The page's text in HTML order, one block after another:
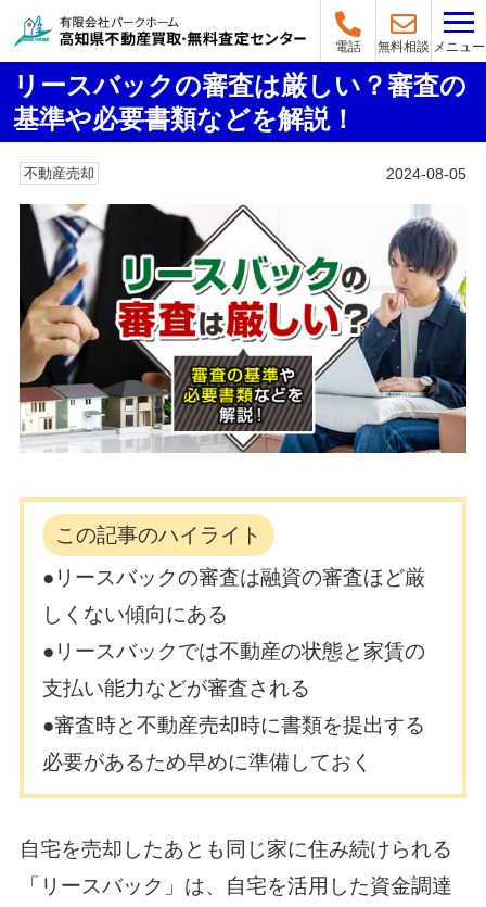
電話 無料相談 メニュー
リースバックの審査は厳しい？審査の
基準や必要書類などを解説！
不動産売却 2024-08-05
この記事のハイライト
●リースバックの審査は融資の審査ほど厳
しくない傾向にある
●リースバックでは不動産の状態と家賃の
支払い能力などが審査される
●審査時と不動産売却時に書類を提出する
必要があるため早めに準備しておく
自宅を売却したあとも同じ家に住み続けられる
「リースバック」は、自宅を活用した資金調達